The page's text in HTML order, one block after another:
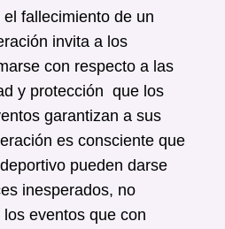
fallecimiento de un
invita a los
con respecto a las
y protección que los
garantizan a sus
es consciente que
pueden darse
inesperados, no
eventos que con